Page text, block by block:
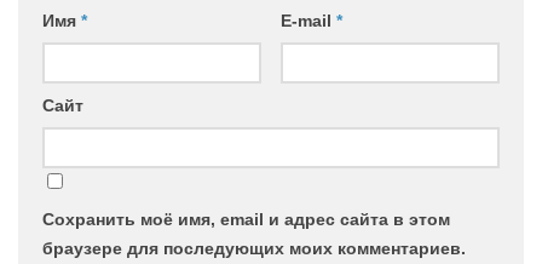
Имя * E-mail *
Сайт
Сохранить моё имя, email и адрес сайта в этом
браузере для последующих моих комментариев.